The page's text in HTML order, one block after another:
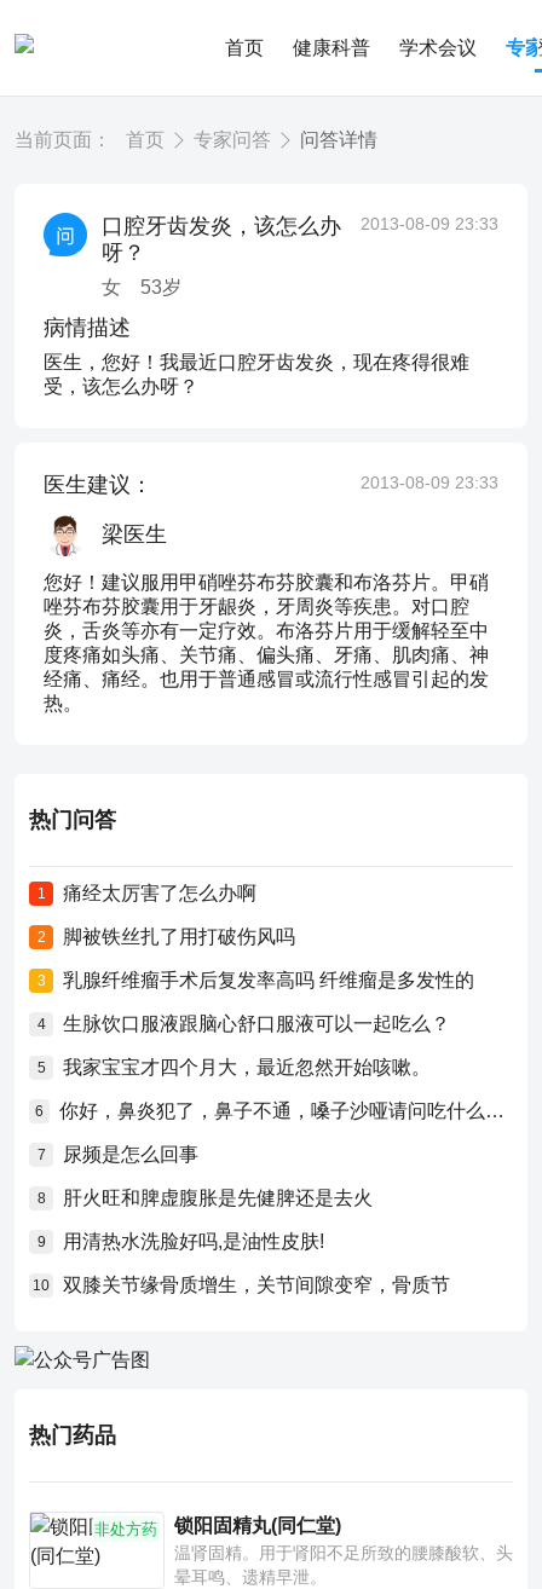
首页 健康科普 学术会议 专
当前页面： 首页 专家问答 问答详情
口腔牙齿发炎，该怎么办
呀？
女 53岁
2013-08-09 23:33
病情描述
医生，您好！我最近口腔牙齿发炎，现在疼得很难
受，该怎么办呀？
医生建议： 2013-08-09 23:33
梁医生
您好！建议服用甲硝唑芬布芬胶囊和布洛芬片。甲硝
唑芬布芬胶囊用于牙龈炎，牙周炎等疾患。对口腔
炎，舌炎等亦有一定疗效。布洛芬片用于缓解轻至中
度疼痛如头痛、关节痛、偏头痛、牙痛、肌肉痛、神
经痛、痛经。也用于普通感冒或流行性感冒引起的发
热。
热门问答
1 痛经太厉害了怎么办啊
2 脚被铁丝扎了用打破伤风吗
3 乳腺纤维瘤手术后复发率高吗 纤维瘤是多发性的
4 生脉饮口服液跟脑心舒口服液可以一起吃么？
5 我家宝宝才四个月大，最近忽然开始咳嗽。
6 你好，鼻炎犯了，鼻子不通，嗓子沙哑请问吃什么药比较好？
7 尿频是怎么回事
8 肝火旺和脾虚腹胀是先健脾还是去火
9 用清热水洗脸好吗,是油性皮肤!
10 双膝关节缘骨质增生，关节间隙变窄，骨质节
热门药品
非处方药 锁阳固精丸(同仁堂)
温肾固精。用于肾阳不足所致的腰膝酸软、头
晕耳鸣、遗精早泄。